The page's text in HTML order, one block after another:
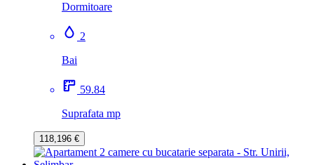
Dormitoare
2
Bai
59.84
Suprafata mp
118,196 €